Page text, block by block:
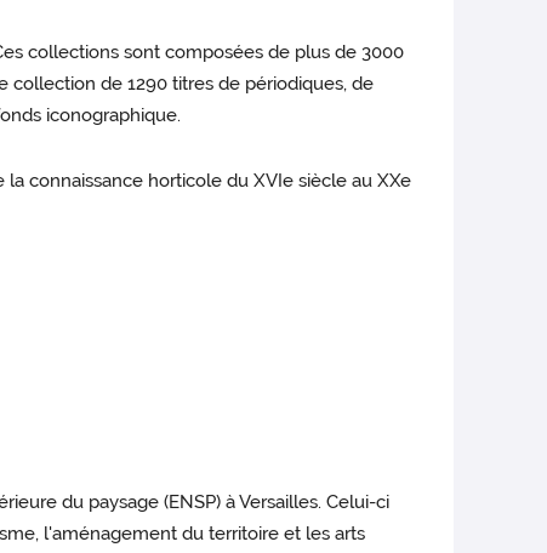
collections sont composées de plus de 3000
collection de 1290 titres de périodiques, de
iconographique.
connaissance horticole du XVIe siècle au XXe
du paysage (ENSP) à Versailles. Celui-ci
l'aménagement du territoire et les arts